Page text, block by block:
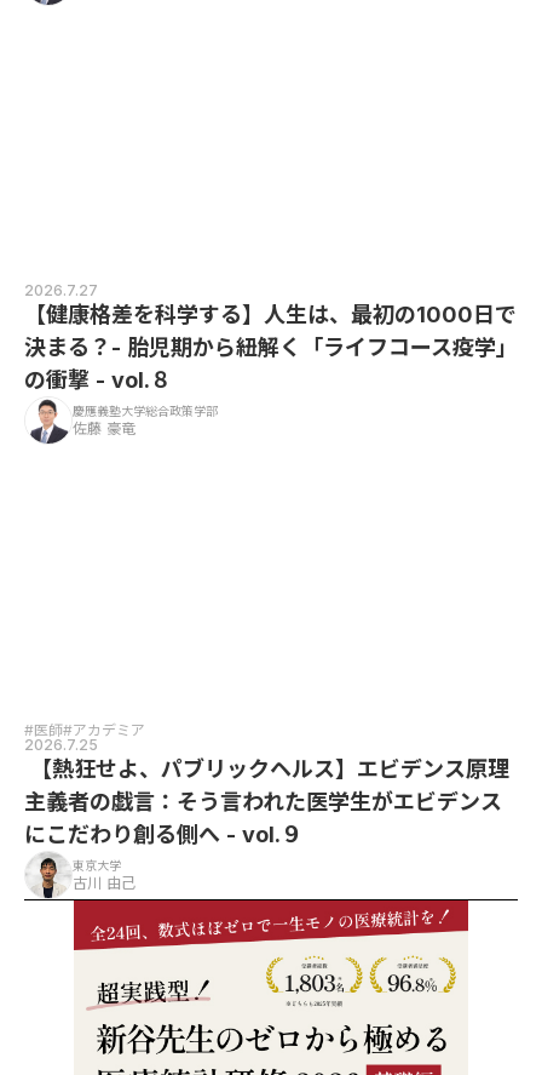
2026.7.27
【健康格差を科学する】人生は、最初の1000日で
決まる？- 胎児期から紐解く「ライフコース疫学」
の衝撃 - vol.８
慶應義塾大学総合政策学部
佐藤 豪竜
#医師#アカデミア
2026.7.25
【熱狂せよ、パブリックヘルス】エビデンス原理
主義者の戯言：そう言われた医学生がエビデンス
にこだわり創る側へ - vol.９
東京大学
古川 由己